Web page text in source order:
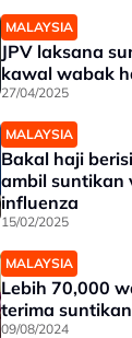
MALAYSIA
JPV laksana
kawal wabak
27/04/2025
MALAYSIA
Bakal haji
ambil suntikan
influenza
15/02/2025
MALAYSIA
Lebih 70,000
terima
09/08/2024